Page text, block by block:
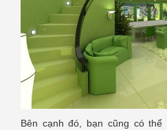
Bên cạnh đó, bạn cũng có thể